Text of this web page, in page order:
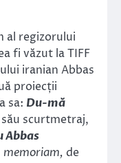
al regizorului
fi văzut la TIFF
iranian Abbas
proiecții
sa: Du-mă
scurtmetraj,
Abbas
memoriam, de